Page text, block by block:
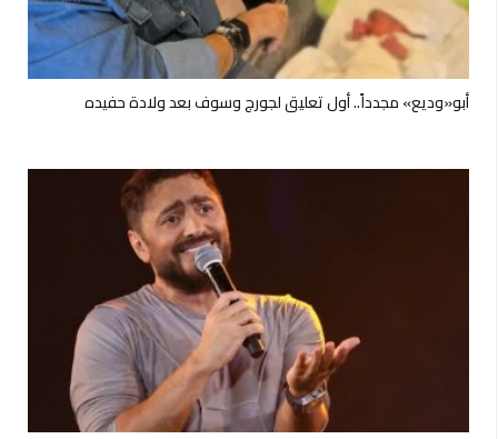
أبو«وديع» مجدداً.. أول تعليق لجورج وسوف بعد ولادة حفيده